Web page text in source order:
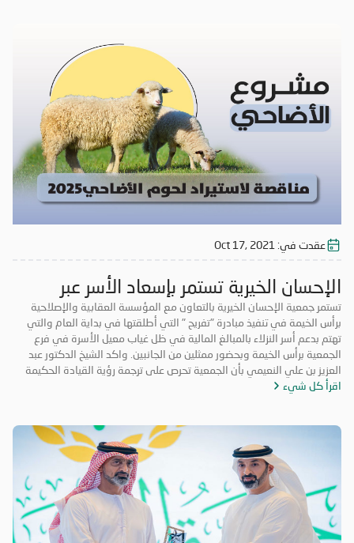
وإدخال السرور إلى نفوسهم. مشيراً إلى أن مبادرة " تفريح " تعتبر رؤية إنسانية
تنظر جمعية الإحسان الخيرية من خلالها إلى هذه الأسر لمساعدتهم ولفتح
نافذة أمل جديدة لهم وليساهموا في خدمة مجتمعم. وتوجه الشيخ الدكتور
عبد العزيز ين علي النعيمي بالشكر إلى أصحاب الأيادي البيضاء من المحسنين
الذين بادروا وأسهموا في مبادرة"تفريح" لإدخال الفرحة على أسر النزلاء
وتفريج الكربه عنهم
عقدت في: Oct 17, 2021
الإحسان الخيرية تستمر بإسعاد الأسر عبر
مبادرة تفريج
تستمر جمعية الإحسان الخيرية بالتعاون مع المؤسسة العقابية والإصلاحية
برأس الخيمة في تنفيذ مبادرة "تفريح " التي أطلقتها في بداية العام والتي
تهتم بدعم أسر النزلاء بالمبالغ المالية في ظل غياب معيل الأسرة في فرع
الجمعية برأس الخيمة وبحضور ممثلين من الجانبين. واكد الشيخ الدكتور عبد
العزيز بن علي النعيمي بأن الجمعية تحرص على ترجمة رؤية القيادة الحكيمة
وإيماناً بالدور المحوري تجاه المسؤولية المجتمعية في مجال العمل الخيري
ومنحهم فرصة لضمان حياة كريمة لهم، وذلك بهدف إعادة الأستقرار الأسري
وإدخال السرور إلى نفوسهم. مشيراً إلى أن مبادرة " تفريح " تعتبر رؤية إنسانية
تنظر جمعية الإحسان الخيرية من خلالها إلى هذه الأسر لمساعدتهم ولفتح
نافذة أمل جديدة لهم وليساهموا في خدمة مجتمعم. وتوجه الشيخ الدكتور
عبد العزيز ين علي النعيمي بالشكر إلى أصحاب الأيادي البيضاء من المحسنين
الذين بادروا وأسهموا في مبادرة"تفريح" لإدخال الفرحة على أسر النزلاء
وتفريج الكربه عنهم
اقرأ كل شيء